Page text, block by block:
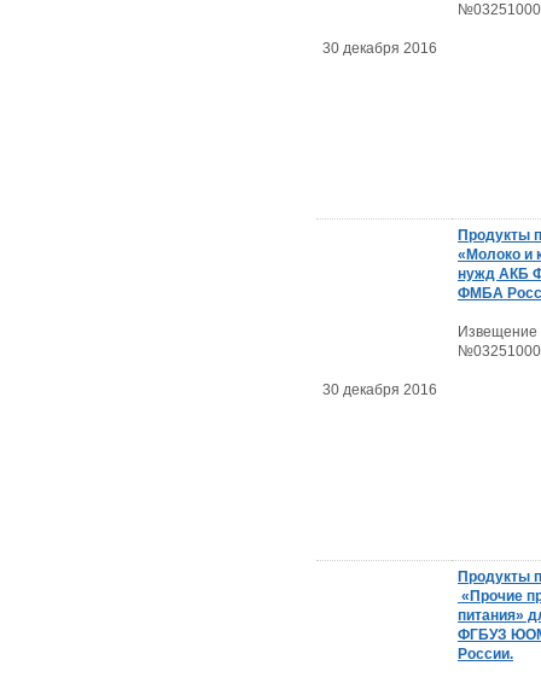
30 декабря 2016
30 декабря 2016
Продукты
«Молоко и
нужд АКБ
ФМБА
Извещение
Продукты
«Прочие
питания»
ФГБУЗ
России.